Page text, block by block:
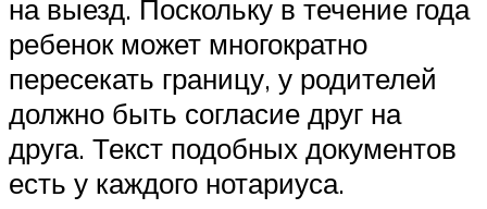
на выезд. Поскольку в течение года
ребенок может многократно
пересекать границу, у родителей
должно быть согласие друг на
друга. Текст подобных документов
есть у каждого нотариуса.